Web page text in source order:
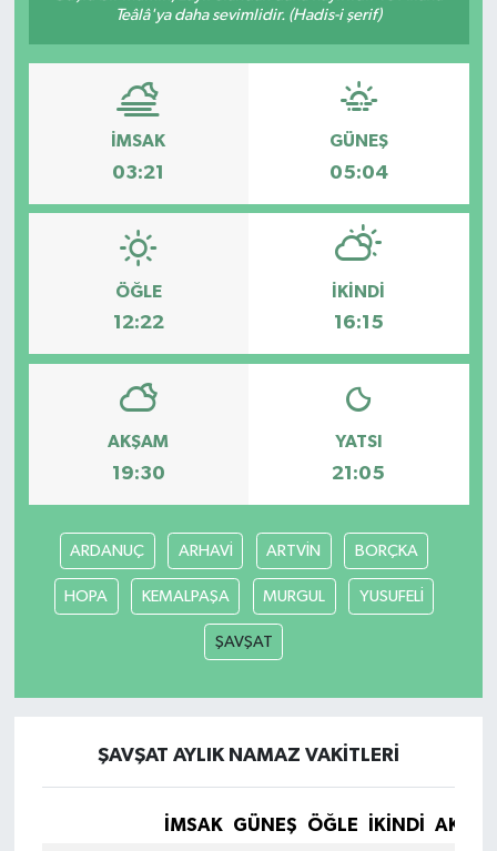
Teâlâ'ya daha sevimlidir. (Hadis-i şerif)
İMSAK
03:21
GÜNEŞ
05:04
ÖĞLE
12:22
İKINDI
16:15
AKŞAM
19:30
YATSI
21:05
ARDANUÇ ARHAVİ ARTVİN BORÇKA
HOPA KEMALPAŞA MURGUL YUSUFELİ
ŞAVŞAT
ŞAVŞAT AYLIK NAMAZ VAKITLERI
İMSAK GÜNEŞ ÖĞLE İKINDI
ÇEVRE
BİLİM VE TEKNOLOJİ
DUNYA
Düzce
Ekonomi
Gökçebey
GÜNDEM